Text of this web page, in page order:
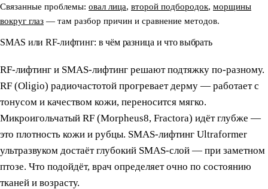
Связанные проблемы: овал лица, второй подбородок, морщины
вокруг глаз — там разбор причин и сравнение методов.
SMAS или RF-лифтинг: в чём разница и что выбрать
RF-лифтинг и SMAS-лифтинг решают подтяжку по-разному.
RF (Oligio) радиочастотой прогревает дерму — работает с
тонусом и качеством кожи, переносится мягко.
Микроигольчатый RF (Morpheus8, Fractora) идёт глубже —
это плотность кожи и рубцы. SMAS-лифтинг Ultraformer
ультразвуком достаёт глубокий SMAS-слой — при заметном
птозе. Что подойдёт, врач определяет очно по состоянию
тканей и возрасту.